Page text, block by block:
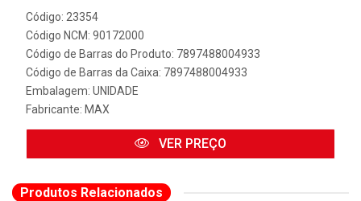
Código: 23354
Código NCM: 90172000
Código de Barras do Produto: 7897488004933
Código de Barras da Caixa: 7897488004933
Embalagem: UNIDADE
Fabricante: MAX
VER PREÇO
Produtos Relacionados